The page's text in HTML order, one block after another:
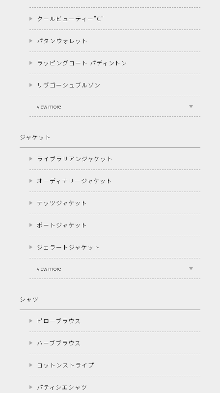
クールビューティー"C"
パタンウォレット
ラッピングコート パディントン
リヴゴーシュブルゾン
view more
ジャケット
ライブラリアンジャケット
オーディナリージャケット
ナッツジャケット
ポートジャケット
ジェラートジャケット
view more
シャツ
ピローブラウス
ハーブブラウス
コットンストライプ
パティシエシャツ